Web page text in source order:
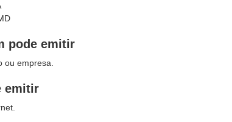
pode emitir
ou empresa.
emitir